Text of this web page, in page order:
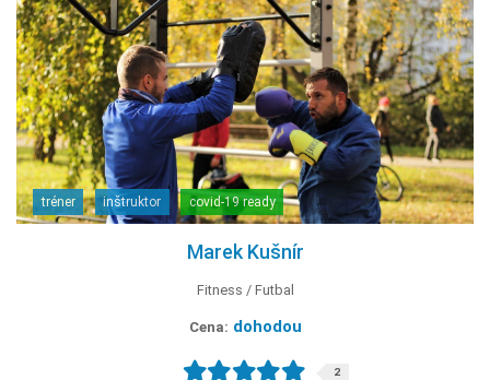
tréner inštruktor covid-19 ready
Marek Kušnír
Fitness Futbal
Cena: dohodou
2